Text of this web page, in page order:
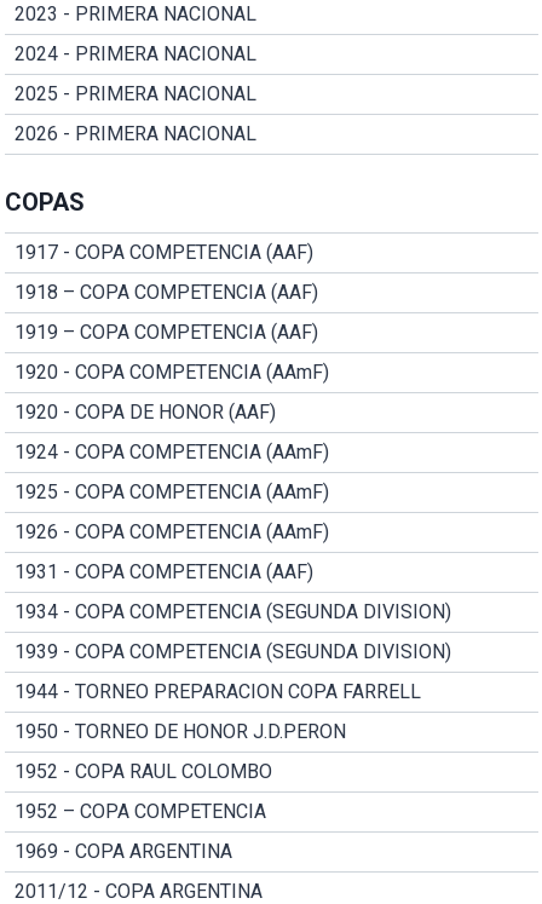
2023 - PRIMERA NACIONAL
2024 - PRIMERA NACIONAL
2025 - PRIMERA NACIONAL
2026 - PRIMERA NACIONAL
COPAS
1917 - COPA COMPETENCIA (AAF)
1918 – COPA COMPETENCIA (AAF)
1919 – COPA COMPETENCIA (AAF)
1920 - COPA COMPETENCIA (AAmF)
1920 - COPA DE HONOR (AAF)
1924 - COPA COMPETENCIA (AAmF)
1925 - COPA COMPETENCIA (AAmF)
1926 - COPA COMPETENCIA (AAmF)
1931 - COPA COMPETENCIA (AAF)
1934 - COPA COMPETENCIA (SEGUNDA DIVISION)
1939 - COPA COMPETENCIA (SEGUNDA DIVISION)
1944 - TORNEO PREPARACION COPA FARRELL
1950 - TORNEO DE HONOR J.D.PERON
1952 - COPA RAUL COLOMBO
1952 – COPA COMPETENCIA
1969 - COPA ARGENTINA
2011/12 - COPA ARGENTINA